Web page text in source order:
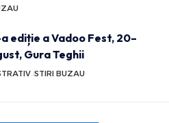
ediție a Vadoo Fest, 20–
Gura Teghii
STIRI BUZAU